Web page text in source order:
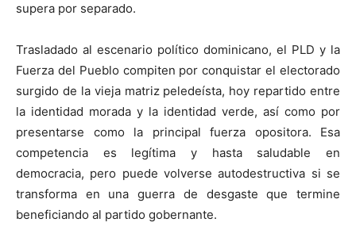
supera por separado.
Trasladado al escenario político dominicano, el PLD y la
Fuerza del Pueblo compiten por conquistar el electorado
surgido de la vieja matriz peledeísta, hoy repartido entre
la identidad morada y la identidad verde, así como por
presentarse como la principal fuerza opositora. Esa
competencia es legítima y hasta saludable en
democracia, pero puede volverse autodestructiva si se
transforma en una guerra de desgaste que termine
beneficiando al partido gobernante.